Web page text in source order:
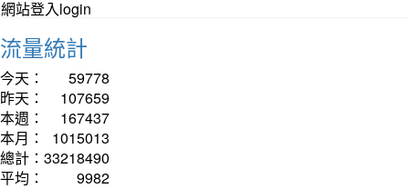
網站登入login
流量統計
今天：
59778
昨天：
107659
本週：
167437
本月：
1015013
總計： 33218490
平均：
9982